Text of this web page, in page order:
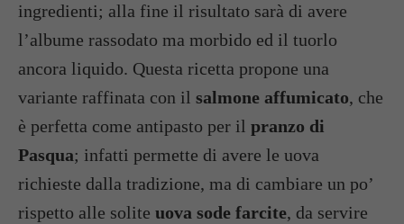
ingredienti; alla fine il risultato sarà di avere
l’albume rassodato ma morbido ed il tuorlo
ancora liquido. Questa ricetta propone una
variante raffinata con il salmone affumicato, che
è perfetta come antipasto per il pranzo di
Pasqua; infatti permette di avere le uova
richieste dalla tradizione, ma di cambiare un po’
rispetto alle solite uova sode farcite, da servire